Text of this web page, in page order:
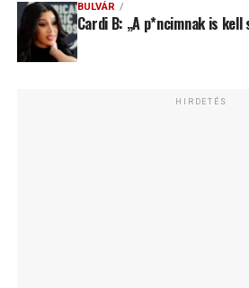
BULVÁR
Cardi B: „A p*ncimnak is kell
HIRDETÉS